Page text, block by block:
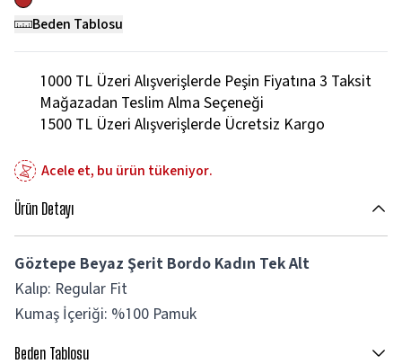
Beden Tablosu
1000 TL Üzeri Alışverişlerde Peşin Fiyatına 3 Taksit
Mağazadan Teslim Alma Seçeneği
1500 TL Üzeri Alışverişlerde Ücretsiz Kargo
Acele et, bu ürün tükeniyor.
Ürün Detayı
Göztepe Beyaz Şerit Bordo Kadın Tek Alt
Kalıp: Regular Fit
Kumaş İçeriği: %100 Pamuk
Beden Tablosu